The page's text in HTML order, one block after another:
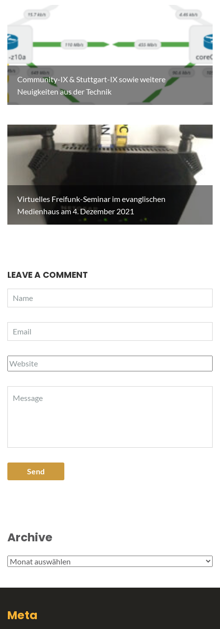
Community-IX & Stuttgart-IX sowie weitere
Neuigkeiten aus der Technik
Virtuelles Freifunk-Seminar im evanglischen
Medienhaus am 4. Dezember 2021
LEAVE A COMMENT
Archive
Archive
Meta